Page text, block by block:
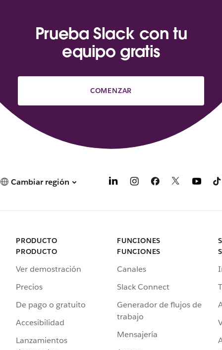
Prueba Slack con tu
equipo gratis
COMENZAR
Cambiar región
PRODUCTO
PRODUCTO
Ver demostración
Precios
De pago o gratuito
Accesibilidad
Lanzamientos
FUNCIONES
FUNCIONES
Canales
Slack Connect
Generador de flujos de
trabajo
Mensajería